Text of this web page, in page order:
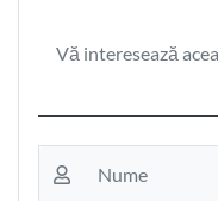
Vă interesează